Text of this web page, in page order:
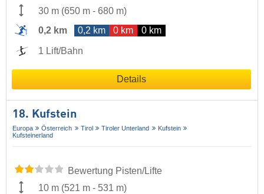
30 m (650 m - 680 m)
0,2 km
0,2 km 0 km 0 km
1 Lift/Bahn
Details
18. Kufstein
Europa Österreich Tirol Tiroler Unterland
Kufstein
Kufsteinerland
Bewertung Pisten/Lifte
10 m (521 m - 531 m)